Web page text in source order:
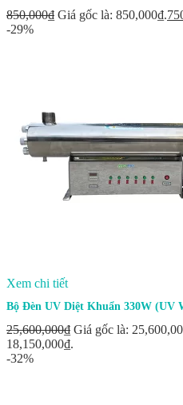
850,000₫ Giá gốc là: 850,000₫.
-29%
Xem chi tiết
Bộ Đèn UV Diệt Khuẩn 330W (UV
25,600,000₫ Giá gốc là:
18,150,000₫.
-32%